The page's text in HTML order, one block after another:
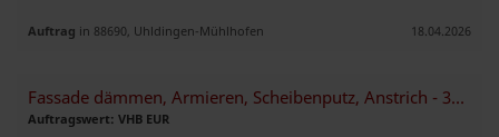
Auftrag in 88690, Uhldingen-Mühlhofen 18.04.2026
Fassade dämmen, Armieren, Scheibenputz, Anstrich - 300qm
Auftragswert: VHB EUR